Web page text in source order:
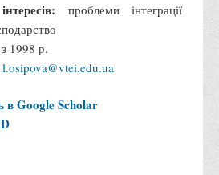
проблеми інтеграції
з 1998 р.
l.osipova@vtei.edu.ua
в Google Scholar